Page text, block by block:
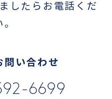
したらお電話くだ
問い合わせ
6699